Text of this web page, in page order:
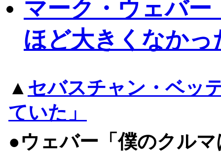
マーク・ウェバ
ほど大きくなかっ
▲ セバスチャン・ベッ
ていた」
●ウェバー「僕のクル